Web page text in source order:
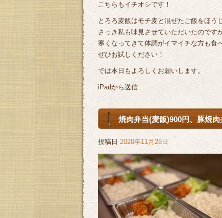
こちらもイチオシです！
とろろ麦飯はモチ麦と混ぜたご飯をほう
さっき私も味見させていただいたのです
寒くなってきて体調がイマイチな方も食
ぜひお試しください！
では本日もよろしくお願いします。
iPadから送信
焼肉弁当(麦飯)900円、豚焼
投稿日 2020年11月28日